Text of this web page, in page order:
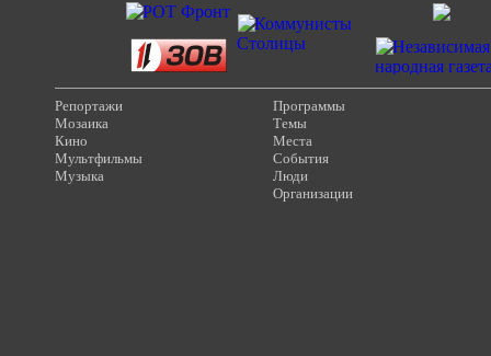
Репортажи
Мозаика
Кино
Мультфильмы
Музыка
Программы
Темы
Места
События
Люди
Организации